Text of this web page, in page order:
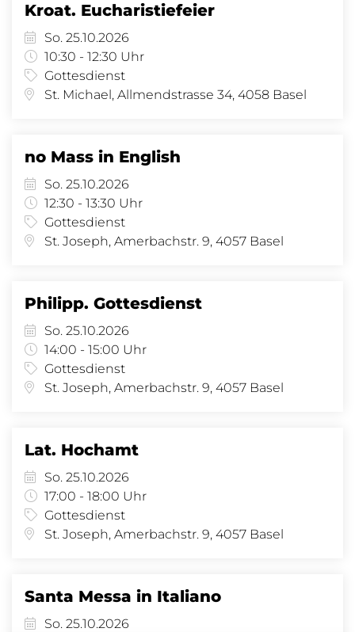
Kroat. Eucharistiefeier
So. 25.10.2026
10:30 - 12:30 Uhr
Gottesdienst
St. Michael, Allmendstrasse 34, 4058 Basel
no Mass in English
So. 25.10.2026
12:30 - 13:30 Uhr
Gottesdienst
St. Joseph, Amerbachstr. 9, 4057 Basel
Philipp. Gottesdienst
So. 25.10.2026
14:00 - 15:00 Uhr
Gottesdienst
St. Joseph, Amerbachstr. 9, 4057 Basel
Lat. Hochamt
So. 25.10.2026
17:00 - 18:00 Uhr
Gottesdienst
St. Joseph, Amerbachstr. 9, 4057 Basel
Santa Messa in Italiano
So. 25.10.2026